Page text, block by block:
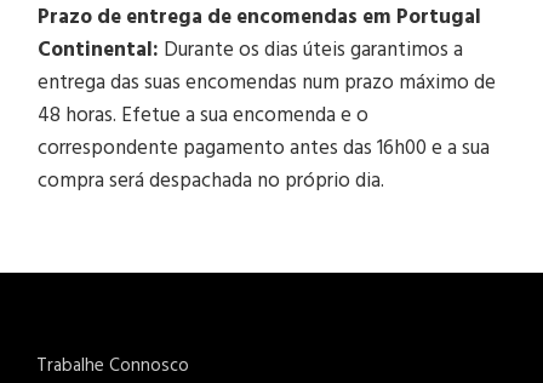
Prazo de entrega de encomendas em Portugal
Continental: Durante os dias úteis garantimos a
entrega das suas encomendas num prazo máximo de
48 horas. Efetue a sua encomenda e o
correspondente pagamento antes das 16h00 e a sua
compra será despachada no próprio dia.
Trabalhe Connosco